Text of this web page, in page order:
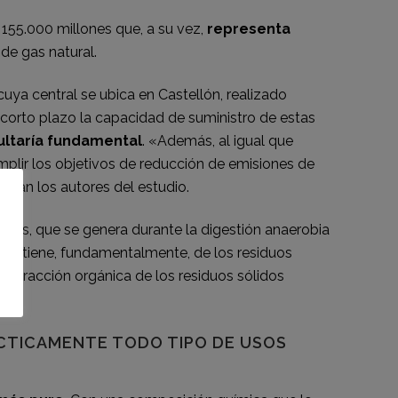
millones que, a su vez, representa
gas natural.
central se ubica en Castellón, realizado
corto plazo la capacidad de suministro de estas
fundamental. «Además, al igual que
los objetivos de reducción de emisiones de
los autores del estudio.
que se genera durante la digestión anaerobia
fundamentalmente, de los residuos
fracción orgánica de los residuos sólidos
TODO TIPO DE USOS